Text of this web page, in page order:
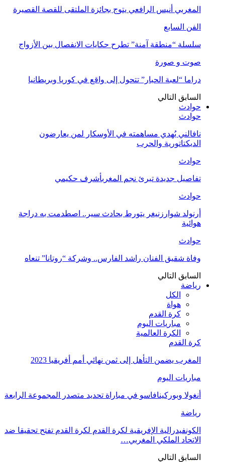
المغربي أنيس الرافعي يتوج بجائزة الملتقى للقصة القصيرة
الفن السابع
سلسلة “منطقة آمنة” تطرح حكايات الانفصال بين الأزواج
صوت و صورة
دراما “لعبة الحبار” تتحول إلى واقع في كوريا وبريطانيا
السابق التالي
حوادث
حوادث
نافالني يُهدي مساهمته في الأوسكار لمن يعارضون
الديكتاتورية والحرب
حوادث
تفاصيل جديدة تبرئ نجم المغربأشرف حكيمي
حوادث
أرنولد شوارزنيغر يتورط بحادث سير.. اصطدمت به دراجة
هوائية
حوادث
وفاة شقيق الفنان راشد الفارس.. وشركة “روتانا” تنعاه
السابق التالي
رياضة
الكل
هواة
كرة القدم
مباريات اليوم
الكرة العالمية
كرة القدم
المغرب يضمن التأهل إلى ثمن نهائي أمم أفريقيا 2023
مباريات اليوم
أنغولا وبوركينافاسو في مباراة تحديد متصدر المجموعة الرابعة
رياضة
الكونفيدرالية الإفريقية لكرة القدم لكرة القدم تفتح تحقيقا ضد
الاتحاد الملكي المغربي…
السابق التالي